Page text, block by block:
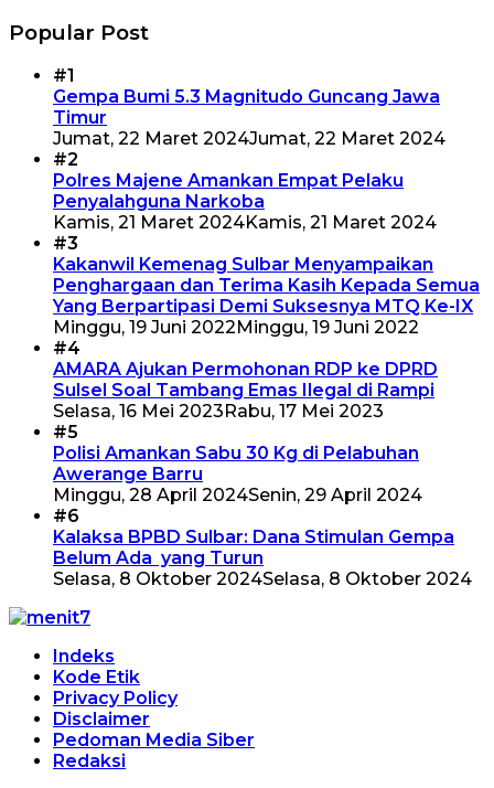
Popular Post
#1
Gempa Bumi 5.3 Magnitudo Guncang Jawa
Timur
Jumat, 22 Maret 2024Jumat, 22 Maret 2024
#2
Polres Majene Amankan Empat Pelaku
Penyalahguna Narkoba
Kamis, 21 Maret 2024Kamis, 21 Maret 2024
#3
Kakanwil Kemenag Sulbar Menyampaikan
Penghargaan dan Terima Kasih Kepada Semua
Yang Berpartipasi Demi Suksesnya MTQ Ke-IX
Minggu, 19 Juni 2022 Minggu, 19 Juni 2022
#4
AMARA Ajukan Permohonan RDP ke DPRD
Sulsel Soal Tambang Emas Ilegal di Rampi
Selasa, 16 Mei 2023 Rabu, 17 Mei 2023
#5
Polisi Amankan Sabu 30 Kg di Pelabuhan
Awerange Barru
Minggu, 28 April 2024Senin, 29 April 2024
#6
Kalaksa BPBD Sulbar: Dana Stimulan Gempa
Belum Ada yang Turun
Selasa, 8 Oktober 2024Selasa, 8 Oktober 2024
Indeks
Kode Etik
Privacy Policy
Disclaimer
Pedoman Media Siber
Redaksi